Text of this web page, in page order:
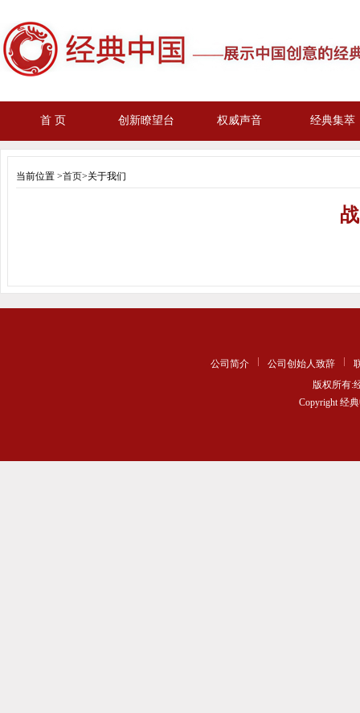
首 页 创新瞭望台 权威声音 经典集萃
当前位置 >首页>关于我们
公司简介 公司创始人致辞
版权所有:
Copyright 经